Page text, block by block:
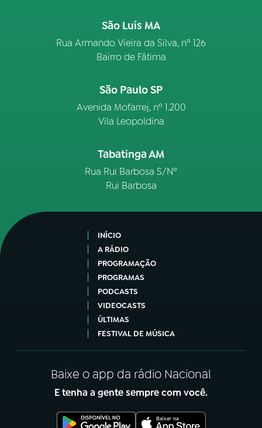
São Luís MA
Rua Armando Vieira da Silva, nº 126
Bairro de Fátima
São Paulo SP
Avenida Mofarrej, nº 1.200
Vila Leopoldina
Tabatinga AM
Rua Rui Barbosa S/Nº
Rui Barbosa
INÍCIO
A RÁDIO
PROGRAMAÇÃO
PROGRAMAS
PODCASTS
VIDEOCASTS
ÚLTIMAS
FESTIVAL DE MÚSICA
Baixe o app da rádio Nacional
E tenha a gente sempre com você.